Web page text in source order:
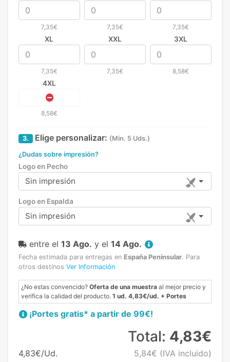
7,35€ 7,35€ 7,35€
XL
7,35€
XXL
7,35€
3XL
8,58€
4XL
8,58€
3. Elige personalizar: (Min. 5 Uds.)
¿Dudas sobre impresión?
Logo en Pecho
Sin impresión
Logo en Espalda
Sin impresión
entre el 13 Ago. y el 14 Ago.
Fecha estimada para entregas en España Peninsular. Para
otros destinos Ver Información
¿No estas convencido? Oferta de una muestra al mejor precio y
verifica la calidad del producto. 1 ud. 4,83€/ud. + Portes
¡Portes gratis* a partir de 99€!
4,83€/Ud.
Total: 4,83€
5,84€ (IVA incluido)